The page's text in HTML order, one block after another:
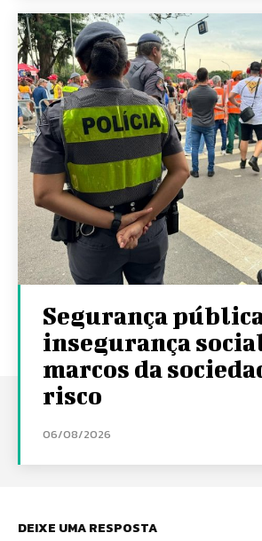
Segurança
insegurança
marcos da
risco
06/08/2026
DEIXE UMA RESPOSTA